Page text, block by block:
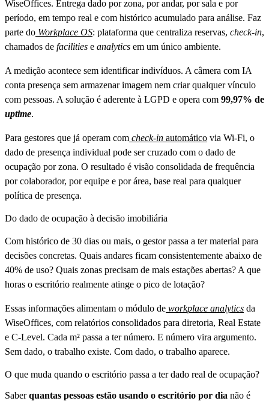
WiseOffices. Entrega dado por zona, por andar, por sala e por
período, em tempo real e com histórico acumulado para análise. Faz
parte do Workplace OS: plataforma que centraliza reservas, check-in,
chamados de facilities e analytics em um único ambiente.
A medição acontece sem identificar indivíduos. A câmera com IA
conta presença sem armazenar imagem nem criar qualquer vínculo
com pessoas. A solução é aderente à LGPD e opera com 99,97% de
uptime.
Para gestores que já operam com check-in automático via Wi-Fi, o
dado de presença individual pode ser cruzado com o dado de
ocupação por zona. O resultado é visão consolidada de frequência
por colaborador, por equipe e por área, base real para qualquer
política de presença.
Do dado de ocupação à decisão imobiliária
Com histórico de 30 dias ou mais, o gestor passa a ter material para
decisões concretas. Quais andares ficam consistentemente abaixo de
40% de uso? Quais zonas precisam de mais estações abertas? A que
horas o escritório realmente atinge o pico de lotação?
Essas informações alimentam o módulo de workplace analytics da
WiseOffices, com relatórios consolidados para diretoria, Real Estate
e C-Level. Cada m² passa a ter número. E número vira argumento.
Sem dado, o trabalho existe. Com dado, o trabalho aparece.
O que muda quando o escritório passa a ter dado real de ocupação?
Saberquantas pessoas estão usando o escritório por dia não é